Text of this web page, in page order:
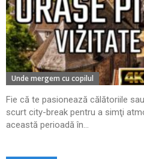
Unde mergem cu copilul
Fie că te pasionează călătoriile
scurt city-break pentru a simţi
această perioadă în...